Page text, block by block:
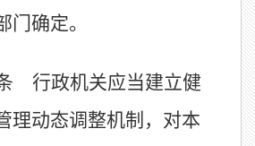
门确定。
行政机关应当建立健
理动态调整机制，对本